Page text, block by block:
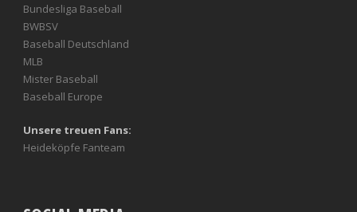
Bundesliga Baseball
BWBSV
Baseball Deutschland
MLB
Mister Baseball
Baseball Europe
Unsere treuen Fans:
Heideköpfe Fanteam